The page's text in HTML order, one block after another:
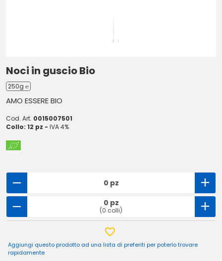
Noci in guscio Bio
250g ℮
AMO ESSERE BIO
Cod. Art. 0015007501
Collo: 12 pz - IVA 4%
0 pz
0 pz
(0 colli)
Aggiungi questo prodotto ad una lista di preferiti per poterlo trovare
rapidamente